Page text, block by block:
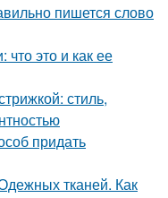
пишется слово
это и как ее
стиль,
придать
тканей. Как